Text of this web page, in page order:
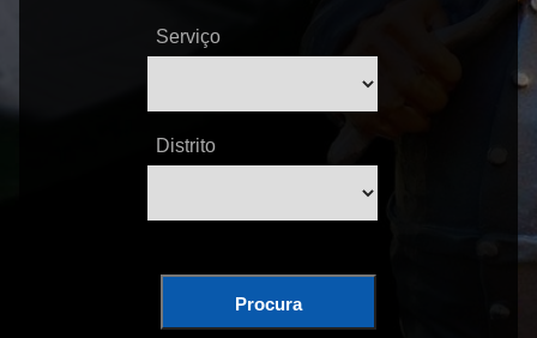
Serviço
Distrito
Procura